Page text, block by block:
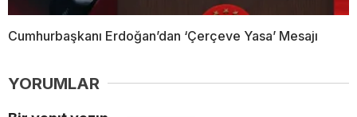
Cumhurbaşkanı Erdoğan’dan ‘Çerçeve Yasa’ Mesajı
YORUMLAR